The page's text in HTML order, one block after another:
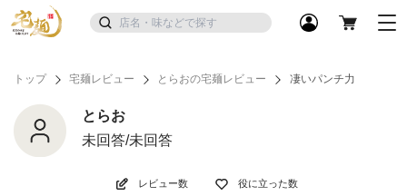
トップ 宅麺レビュー とらおの宅麺レビュー 凄いパンチ力
とらお
未回答/未回答
レビュー数 役に立った数